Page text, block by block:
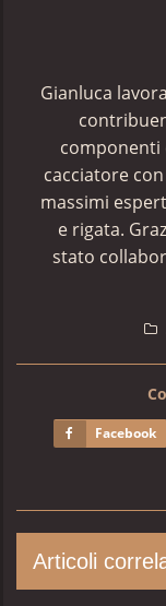
Gianluca
componenti
cacciatore
massimi
e rigata.
stato
Facebook
Articoli